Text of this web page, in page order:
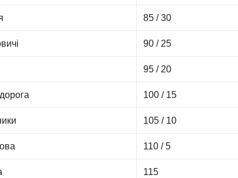
85 / 30
90 / 25
95 / 20
100 / 15
105 / 10
110 / 5
115